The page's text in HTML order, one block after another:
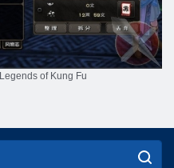
Legends of Kung Fu